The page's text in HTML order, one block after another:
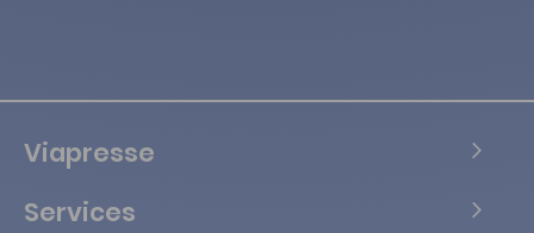
Viapresse
Services